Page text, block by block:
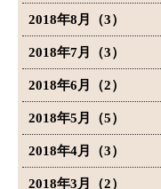
2018年8月（3）
2018年7月（3）
2018年6月（2）
2018年5月（5）
2018年4月（3）
2018年3月（2）